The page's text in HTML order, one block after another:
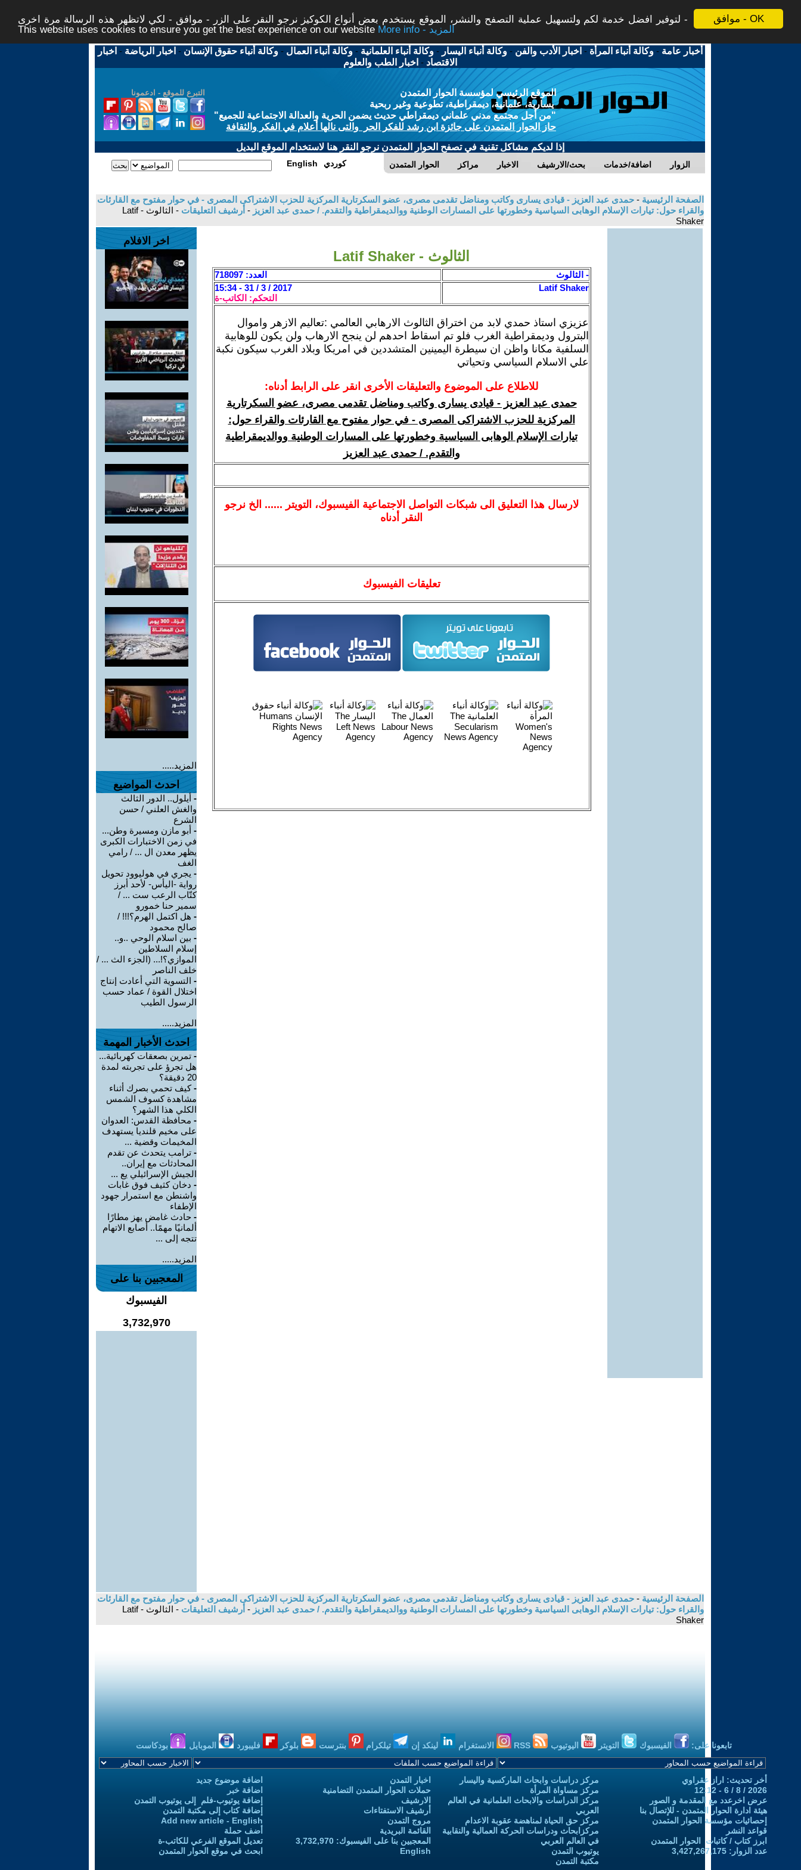
موافق - OK
لتوفير افضل خدمة لكم ولتسهيل عملية التصفح والنشر، الموقع يستخدم بعض أنواع الكوكيز نرجو النقر على الزر - موافق - لكي لاتظهر هذه الرسالة مرة اخرى -
This website uses cookies to ensure you get the best experience on our website
More info - المزيد
أخبار عامة -وكالة أنباء المرأة - اخبار الأدب والفن -وكالة أنباء اليسار -وكالة أنباء العلمانية -وكالة أنباء العمال -وكالة أنباء حقوق الإنسان - اخبار الرياضة - اخبار
الاقتصاد - اخبار الطب والعلوم
التبرع للموقع - ادعمونا
الموقع الرئيسي لمؤسسة الحوار المتمدن
يسارية، علمانية، ديمقراطية، تطوعية وغير ربحية
"من أجل مجتمع مدني علماني ديمقراطي حديث يضمن الحرية والعدالة الاجتماعية للجميع"
حاز الحوار المتمدن على جائزة ابن رشد للفكر الحر والتى نالها أعلام في الفكر والثقافة
إذا لديكم مشاكل تقنية في تصفح الحوار المتمدن نرجو النقر هنا لاستخدام الموقع البديل
الحوار المتمدن مراكز الاخبار بحث/الارشيف اضافة/خدمات الزوار English كوردي
الصفحة الرئيسية - حمدى عبد العزيز - قيادى يسارى وكاتب ومناضل تقدمى مصرى، عضو السكرتارية المركزية للحزب الاشتراكى المصرى - في حوار مفتوح مع القارئات
والقراء حول: تيارات الإسلام الوهابى السياسية وخطورتها على المسارات الوطنية ووالديمقراطية والتقدم. / حمدى عبد العزيز - أرشيف التعليقات
- الثالوث - Latif
Shaker
الثالوث - Latif Shaker
- الثالوث
العدد: 718097
Latif Shaker
2017 / 3 / 31 - 15:34
التحكم: الكاتب-ة
عزيزي استاذ حمدي لابد من اختراق الثالوث الارهابي العالمي :تعاليم الازهر واموال
البترول وديمقراطية الغرب فلو تم اسقاط احدهم لن ينجح الارهاب ولن يكون للوهابية
السلفية مكانا واظن ان سيطرة اليمينين المتشددين في امريكا وبلاد الغرب سيكون نكبة
علي الاسلام السياسي وتحياتي
للاطلاع على الموضوع والتعليقات الأخرى انقر على الرابط أدناه:
حمدى عبد العزيز - قيادى يسارى وكاتب ومناضل تقدمى مصرى، عضو السكرتارية
المركزية للحزب الاشتراكى المصرى - في حوار مفتوح مع القارئات والقراء حول:
تيارات الإسلام الوهابى السياسية وخطورتها على المسارات الوطنية ووالديمقراطية
والتقدم. / حمدى عبد العزيز
لارسالهذا التعليق الى شبكات التواصل الاجتماعية الفيسبوك، التويتر ...... الخ نرجو
النقر أدناه
تعليقات الفيسبوك
اخر الافلام
المزيد.....
احدث المواضيع
- أيلول.. الدور الثالث
والغش العلني / حسن
الشرع
- أبو مازن ومسيرة وطن...
في زمن الاختبارات الكبرى
يظهر معدن ال ... / رامي
الغف
- يجري في هوليوود تحويل
رواية -اليأس- لأحد أبرز
كتّاب الرعب ست ... /
سمير حنا خمورو
- هل اكتمل الهرم؟!!! /
صالح محمود
- بين اسلام الوحي ..و..
إسلام السلاطين
الموازي؟!... (الجزء الث ... /
خلف الناصر
- التسوية التي أعادت إنتاج
اختلال القوة / عماد حسب
الرسول الطيب
المزيد.....
احدث الأخبار المهمة
- تمرين بصعقات كهربائية...
هل تجرؤ على تجربته لمدة
20 دقيقة؟
-كيف تحمي بصرك أثناء
مشاهدة كسوف الشمس
الكلي هذا الشهر؟
- محافظة القدس: العدوان
على مخيم قلنديا يستهدف
المخيمات وقضية ...
- ترامب يتحدث عن تقدم
المحادثات مع إيران..
الجيش الإسرائيلي يع ...
- دخان كثيف فوق غابات
واشنطن مع استمرار جهود
الإطفاء
- حادث غامض يهز مطارًا
ألمانيًا مهمًا.. أصابع الاتهام
تتجه إلى ...
المزيد.....
المعجبين بنا على
الفيسبوك
3,732,970
الصفحة الرئيسية - حمدى عبد العزيز - قيادى يسارى وكاتب ومناضل تقدمى مصرى، عضو السكرتارية المركزية للحزب الاشتراكى المصرى - في حوار مفتوح مع القارئات
والقراء حول: تيارات الإسلام الوهابى السياسية وخطورتها على المسارات الوطنية ووالديمقراطية والتقدم. / حمدى عبد العزيز - أرشيف التعليقات
- الثالوث - Latif
Shaker
تابعونا على: الفيسبوك التويتر اليوتيوب الانستغرام لينكد إن تيلكرام بنترست بلوكر فليبورد الموبايل بودكاست
أخر تحديث: اراز عقراوي
2026 / 8 / 6 - 12:12
عرض اخرعدد مع المقدمة و الصور
هيئة ادارة الحوار المتمدن - للإتصال بنا
إحصائيات مؤسسة الحوار المتمدن
قواعد النشر
ابرز كتاب / كاتبات الحوار المتمدن
عدد الزوار: 3,427,267,175
مركز دراسات وابحاث الماركسية واليسار
مركز مساواة المرأة
مركز الدراسات والابحاث العلمانية في العالم
العربي
مركز حق الحياة لمناهضة عقوبة الاعدام
مركزابحاث ودراسات الحركة العمالية والنقابية
في العالم العربي
يوتيوب التمدن
مكتبة التمدن
اخبار التمدن
حملات الحوار المتمدن التضامنية
الارشيف
أرشيف الاستفتاءات
مروج التمدن
القائمة البريدية
المعجبين بنا على الفيسبوك: 3,732,970
English
اضافة موضوع جديد
اضافة خبر
إضافة يوتيوب-فلم إلى يوتيوب التمدن
إضافة كتاب إلى مكتبة التمدن
Add new article - English
أضف حملة
تعديل الموقع الفرعي للكاتب-ة
ابحث في موقع الحوار المتمدن